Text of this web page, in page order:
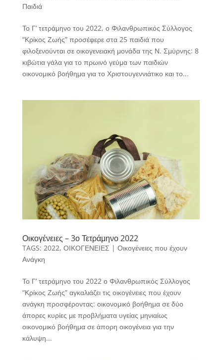
Παιδιά
Το Γ’ τετράμηνο του 2022, ο Φιλανθρωπικός Σύλλογος
“Κρίκος Ζωής” προσέφερε στα 25 παιδιά που
φιλοξενούνται σε οικογενειακή μονάδα της Ν. Σμύρνης: 8
κιβώτια γάλα για το πρωινό γεύμα των παιδιών
οικονομικό βοήθημα για το Χριστουγεννιάτικο και το...
Οικογένειες – 3ο Τετράμηνο 2022
TAGS: 2022, ΟΙΚΟΓΕΝΕΙΕΣ | Οικογένειες που έχουν
Ανάγκη
Το Γ’ τετράμηνο του 2022 ο Φιλανθρωπικός Σύλλογος
“Κρίκος Ζωής” αγκαλιάζει τις οικογένειες που έχουν
ανάγκη προσφέροντας: οικονομικό βοήθημα σε δύο
άπορες κυρίες με προβλήματα υγείας μηνιαίως
οικονομικό βοήθημα σε άπορη οικογένεια για την
κάλυψη...